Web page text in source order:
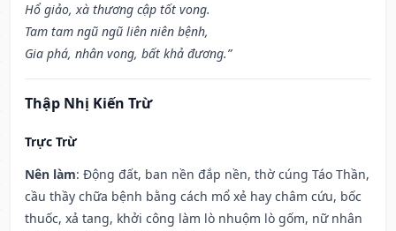
Hổ giảo, xà thương cập tốt vong.
Tam tam ngũ ngũ liên niên bệnh,
Gia phá, nhân vong, bất khả đương.”
Thập Nhị Kiến Trừ
Trực Trừ
Nên làm: Động đất, ban nền đắp nền, thờ cúng Táo Thần,
cầu thầy chữa bệnh bằng cách mổ xẻ hay châm cứu, bốc
thuốc, xả tang, khởi công làm lò nhuộm lò gốm, nữ nhân